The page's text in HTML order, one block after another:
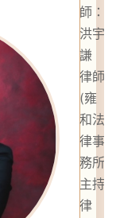
師：
洪宇
謙
律師
(雍
和法
律事
務所
主持
律